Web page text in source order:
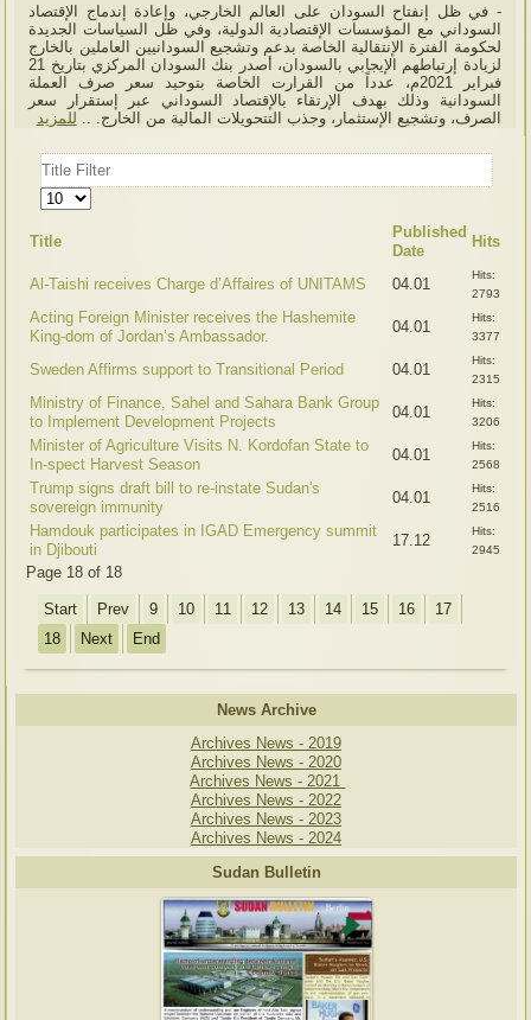
- في ظل إنفتاح السودان على العالم الخارجي، وإعادة إندماج الإقتصاد
السوداني مع المؤسسات الإقتصادية الدولية، وفي ظل السياسات الجديدة
لحكومة الفترة الإنتقالية الخاصة بدعم وتشجيع السودانيين العاملين بالخارج
لزيادة إرتباطهم الإيجابي بالسودان، أصدر بنك السودان المركزي بتاريخ 21
فبراير 2021م، عدداً من القرارت الخاصة بتوحيد سعر صرف العملة
السودانية وذلك بهدف الإرتقاء بالإقتصاد السوداني عبر إستقرار سعر
الصرف، وتشجيع الإستثمار، وجذب التتحويلات المالية من الخارج. .. للمزيد
Title
Filter
Display
#
Title
Published
Date
Hits
Al-Taishi receives Charge d’Affaires of UNITAMS 04.01
Hits:
2793
Acting Foreign Minister receives the Hashemite
King-dom of Jordan’s Ambassador.
04.01
Hits:
3377
Sweden Affirms support to Transitional Period 04.01
Hits:
2315
Ministry of Finance, Sahel and Sahara Bank Group
to Implement Development Projects
04.01
Hits:
3206
Minister of Agriculture Visits N. Kordofan State to
In-spect Harvest Season
04.01
Hits:
2568
Trump signs draft bill to re-instate Sudan's
sovereign immunity
04.01
Hits:
2516
Hamdouk participates in IGAD Emergency summit
in Djibouti
17.12
Hits:
2945
Page 18 of 18
Start Prev 9 10 11 12 13 14 15 16
17
18
Next End
News Archive
Archives News - 2019
Archives News - 2020
Archives News - 2021
Archives News - 2022
Archives News - 2023
Archives News - 2024
Sudan Bulletin